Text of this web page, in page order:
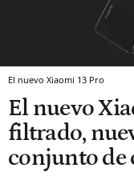
El nuevo Xiaomi 13 Pro
El nuevo
filtrado,
conjunto de